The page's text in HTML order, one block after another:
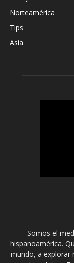
Norteamérica
Tips
Asia
Somos el
hispanoamérica.
mundo, a explorar